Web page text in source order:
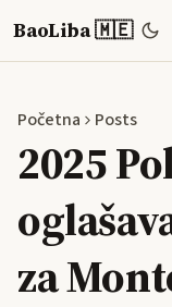
BaoLiba 🇲🇪
Početna Posts
2025
za